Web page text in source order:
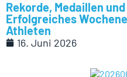
Rekorde, Medaillen
Erfolgreiches
Athleten
16. Juni 2026